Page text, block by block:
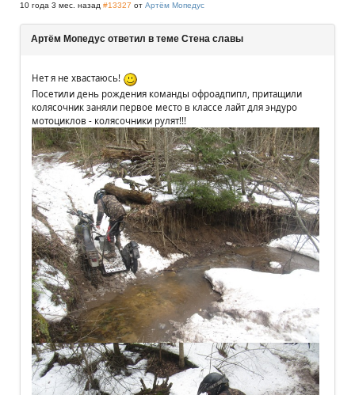
10 года 3 мес. назад #13327 от Артём Мопедус
Артём Мопедус ответил в теме Стена славы
Нет я не хвастаюсь!
Посетили день рождения команды офроадпипл, притащили
колясочник заняли первое место в классе лайт для эндуро
мотоциклов - колясочники рулят!!!